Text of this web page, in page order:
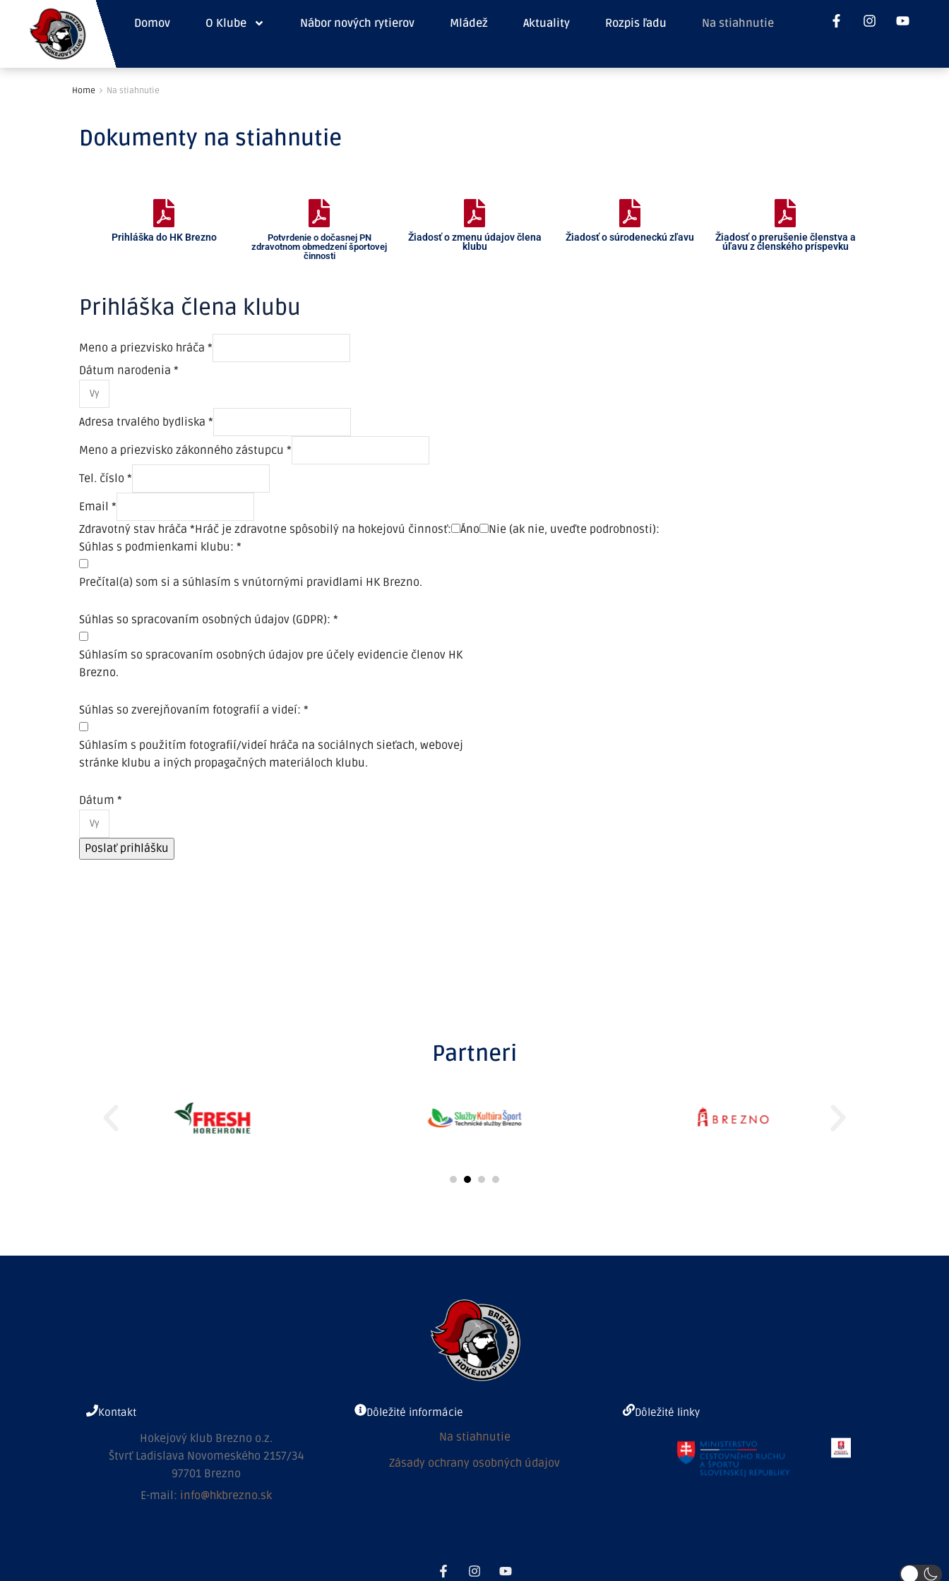
Domov O Klube Nábor nových rytierov Mládež Aktuality Rozpis ľadu Na stiahnutie
Home Na stiahnutie
Dokumenty na stiahnutie
Prihláška do HK Brezno
Potvrdenie o dočasnej PN
zdravotnom obmedzení športovej
činnosti
Žiadosť o zmenu údajov člena
klubu
Žiadosť o súrodeneckú zľavu
Žiadosť o prerušenie členstva a
úľavu z členského príspevku
Prihláška člena klubu
Meno a priezvisko hráča *
Dátum narodenia *
Adresa trvalého bydliska *
Meno a priezvisko zákonného zástupcu *
Tel. číslo *
Email *
Zdravotný stav hráča *Hráč je zdravotne spôsobilý na hokejovú činnosť: Áno
Nie (ak nie, uveďte podrobnosti):
Súhlas s podmienkami klubu: *
Prečítal(a) som si a súhlasím s vnútornými pravidlami HK Brezno.
Súhlas so spracovaním osobných údajov (GDPR): *
Súhlasím so spracovaním osobných údajov pre účely evidencie členov HK
Brezno.
Súhlas so zverejňovaním fotografií a videí: *
Súhlasím s použitím fotografií/videí hráča na sociálnych sieťach, webovej
stránke klubu a iných propagačných materiáloch klubu.
Dátum *
Poslať prihlášku
Partneri
Kontakt
Hokejový klub Brezno o.z.
Štvrť Ladislava Novomeského 2157/34
97701 Brezno
E-mail: info@hkbrezno.sk
Dôležité informácie
Na stiahnutie
Zásady ochrany osobných údajov
Dôležité linky